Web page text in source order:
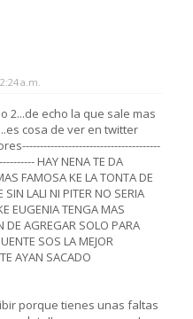
a.m.
2...de echo la que sale mas
cosa de ver en twitter
HAY NENA TE DA
FAMOSA KE LA TONTA DE
SIN LALI NI PITER NO SERIA
EUGENIA TENGA MAS
DE AGREGAR SOLO PARA
SOS LA MEJOR
AYAN SACADO
porque tienes unas faltas